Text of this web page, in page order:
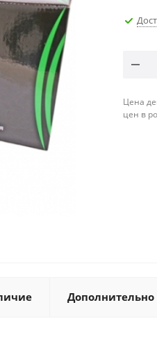
Цена
цен в
Дополнительно